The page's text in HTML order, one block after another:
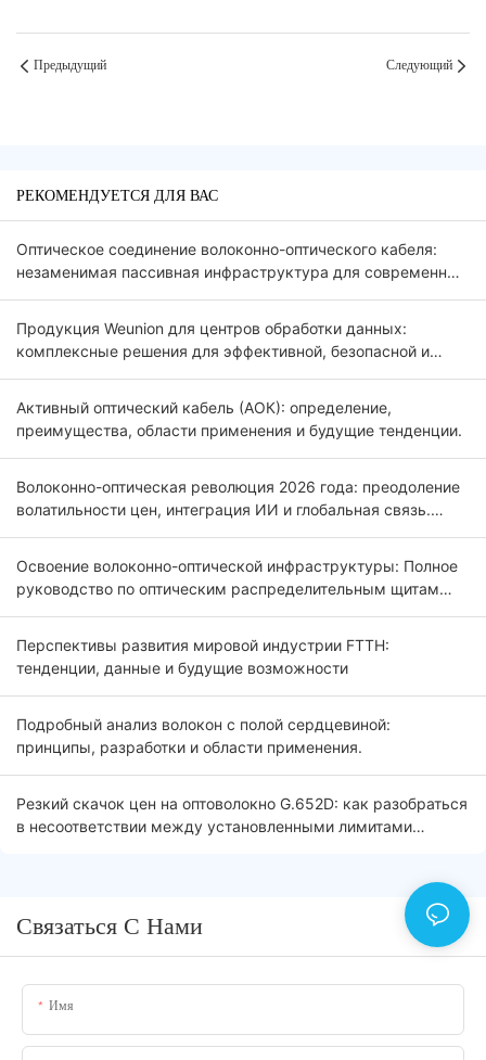
Предыдущий Следующий
РЕКОМЕНДУЕТСЯ ДЛЯ ВАС
Оптическое соединение волоконно-оптического кабеля:
незаменимая пассивная инфраструктура для современных
Продукция Weunion для центров обработки данных:
комплексные решения для эффективной, безопасной и
Активный оптический кабель (АОК): определение,
преимущества, области применения и будущие тенденции.
Волоконно-оптическая революция 2026 года: преодоление
волатильности цен, интеграция ИИ и глобальная связь.
Освоение волоконно-оптической инфраструктуры: Полное
руководство по оптическим распределительным щитам
Перспективы развития мировой индустрии FTTH:
тенденции, данные и будущие возможности
Подробный анализ волокон с полой сердцевиной:
принципы, разработки и области применения.
Резкий скачок цен на оптоволокно G.652D: как разобраться
в несоответствии между установленными лимитами
Связаться С Нами
Имя